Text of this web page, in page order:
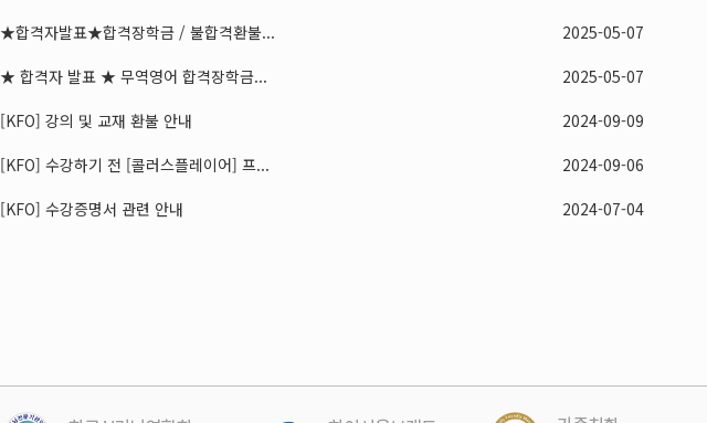
★합격자발표★합격장학금 / 불합격환불...
2025-05-07
★ 합격자 발표 ★ 무역영어 합격장학금...
2025-05-07
[KFO] 강의 및 교재 환불 안내
2024-09-09
[KFO] 수강하기 전 [콜러스플레이어] 프...
2024-09-06
[KFO] 수강증명서 관련 안내
2024-07-04